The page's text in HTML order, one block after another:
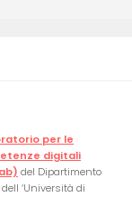
per le
digitali
del Dipartimento
dell ‘Università di